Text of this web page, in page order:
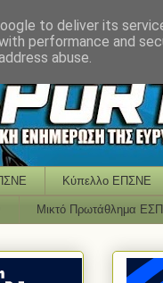
Κύπελλο ΕΠΣΝΕ
Μικτό Πρωτάθλημα
to deliver its
performance and
abuse.